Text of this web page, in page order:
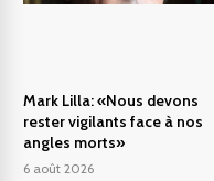
Mark Lilla: «Nous devons
rester vigilants face à nos
angles morts»
6 août 2026